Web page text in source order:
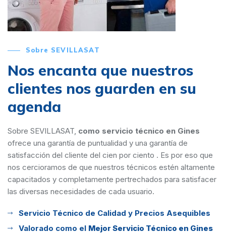
Sobre SEVILLASAT
Nos encanta que nuestros
clientes nos guarden en su
agenda
Sobre SEVILLASAT, como servicio técnico en Gines
ofrece una garantía de puntualidad y una garantía de
satisfacción del cliente del cien por ciento . Es por eso que
nos cercioramos de que nuestros técnicos estén altamente
capacitados y completamente pertrechados para satisfacer
las diversas necesidades de cada usuario.
Servicio Técnico de Calidad y Precios Asequibles
Valorado como el Mejor Servicio Técnico en Gines